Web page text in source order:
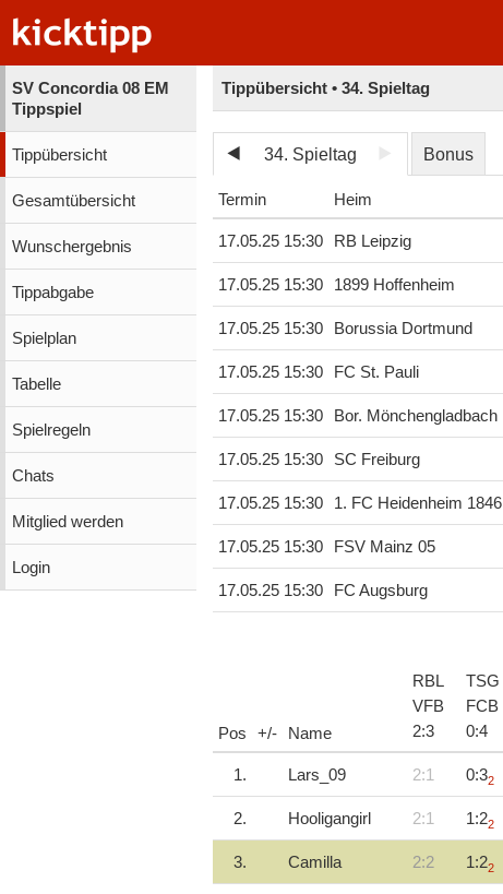
SV Concordia 08 EM
Tippspiel
Tippübersicht
Gesamtübersicht
Wunschergebnis
Tippabgabe
Spielplan
Tabelle
Spielregeln
Chats
Mitglied werden
Login
Tippübersicht • 34. Spieltag
34. Spieltag Bonus
Termin Heim
17.05.25 15:30 RB Leipzig
17.05.25 15:30 1899 Hoffenheim
17.05.25 15:30 Borussia Dortmund
17.05.25 15:30 FC St. Pauli
17.05.25 15:30 Bor. Mönchengladbach
17.05.25 15:30 SC Freiburg
17.05.25 15:30 1. FC Heidenheim 1846
17.05.25 15:30 FSV Mainz 05
17.05.25 15:30 FC Augsburg
Pos +/- Name
RBL
VFB
2:3
TSG
FCB
0:4
1. Lars_09 2:1 0:32
2. Hooligangirl 2:1 1:22
3. Camilla 2:2 1:22